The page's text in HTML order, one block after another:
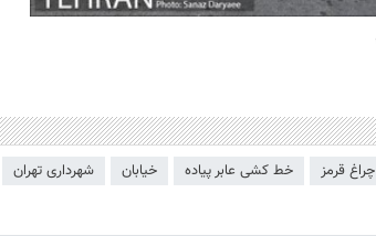
چراغ قرمز خط کشی عابر پیاده خیابان شهرداری تهران